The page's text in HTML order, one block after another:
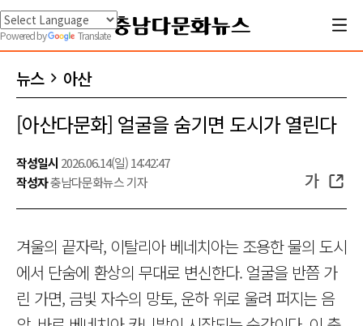
Powered by Translate
뉴스 아산
[아산다문화] 얼굴을 숨기면 도시가 열린다
작성일시 2026.06.14(일) 14:42:47
작성자충남다문화뉴스 기자 가
겨울의 끝자락, 이탈리아 베네치아는 조용한 물의 도시
에서 단숨에 환상의 무대로 변신한다. 얼굴을 반쯤 가
린 가면, 금빛 자수의 망토, 운하 위로 울려 퍼지는 음